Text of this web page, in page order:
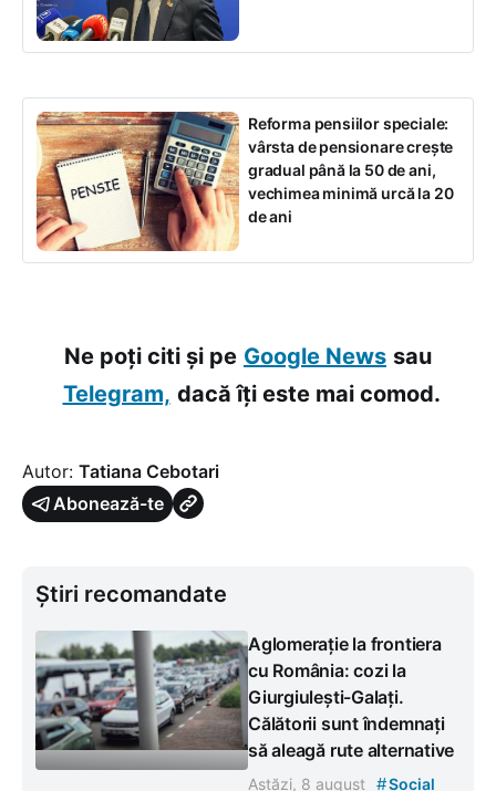
Reforma pensiilor speciale:
vârsta de pensionare crește
gradual până la 50 de ani,
vechimea minimă urcă la 20
de ani
Ne poți citi și pe Google News sau
Telegram, dacă îți este mai comod.
Autor: Tatiana Cebotari
Abonează-te
Știri recomandate
Aglomerație la frontiera
cu România: cozi la
Giurgiulești-Galați.
Călătorii sunt îndemnați
să aleagă rute alternative
Astăzi, 8 august #Social